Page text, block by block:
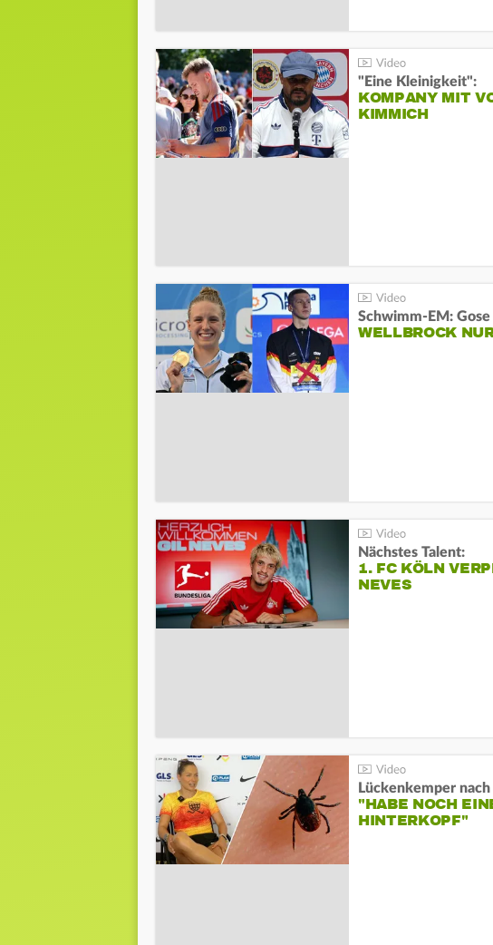
"Eine Kleinigkeit":
KOMPANY MIT
KIMMICH
Schwimm-EM:
WELLBROCK
Nächstes Talent:
1. FC KÖLN
NEVES
Lückenkemper
"HABE NOCH
HINTERKOPF"